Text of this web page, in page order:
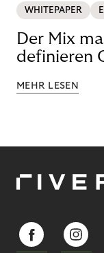
WHITEPAPER
Der Mix
definieren
MEHR LESEN